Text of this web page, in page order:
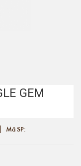
GEM
| Mã SP: